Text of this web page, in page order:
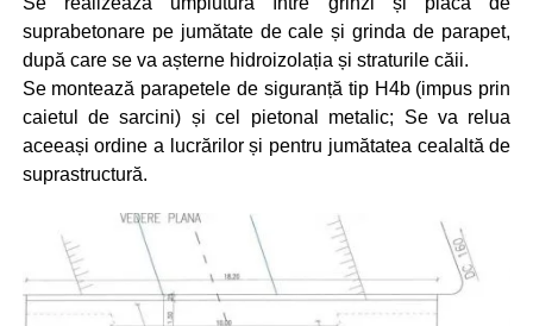
suprabetonare pe jumătate de cale și grinda de parapet,
după care se va așterne hidroizolația și straturile căii.
Se montează parapetele de siguranță tip H4b (impus prin
caietul de sarcini) și cel pietonal metalic; Se va relua
aceeași ordine a lucrărilor și pentru jumătatea cealaltă de
suprastructură.